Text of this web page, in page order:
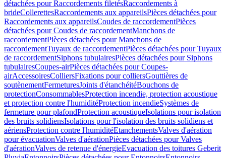
détachées pour Raccordements filetésRaccordements à
brideCollerettesRaccordements aux appareilsPièces détachées pour
Raccordements aux appareilsCoudes de raccordementPièces
détachées pour Coudes de raccordementManchons de
raccordementPièces détachées pour Manchons de
raccordementTuyaux de raccordementPièces détachées pour Tuyaux
de raccordementSiphons tubulairesPièces détachées pour Siphons
tubulairesCoupes-airPièces détachées pour Coupes-
airAccessoiresColliersFixations pour colliersGouttières de
soutènementFermeturesJoints d'étanchéitéBouchons de
protectionConsommablesProtection incendie, protection acoustique
et protection contre l'humiditéProtection incendieSystèmes de
fermeture pour plafondProtection acoustiqueIsolations pour isolation
des bruits solidiensIsolations pour l'isolation des bruits solidiens et
aériensProtection contre l'humiditéEtanchementsValves d'aération
pour évacuationValves d'aérationPièces détachées pour Valves
d'aérationValves de retenue d'énergieEvacuation des toitures Geberit